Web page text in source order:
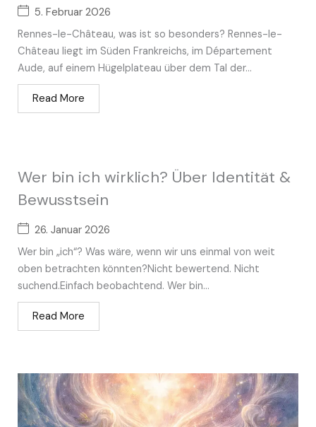
5. Februar 2026
Rennes-le-Château, was ist so besonders? Rennes-le-
Château liegt im Süden Frankreichs, im Département
Aude, auf einem Hügelplateau über dem Tal der...
Read More
Wer bin ich wirklich? Über Identität &
Bewusstsein
26. Januar 2026
Wer bin „ich“? Was wäre, wenn wir uns einmal von weit
oben betrachten könnten?Nicht bewertend. Nicht
suchend.Einfach beobachtend. Wer bin...
Read More